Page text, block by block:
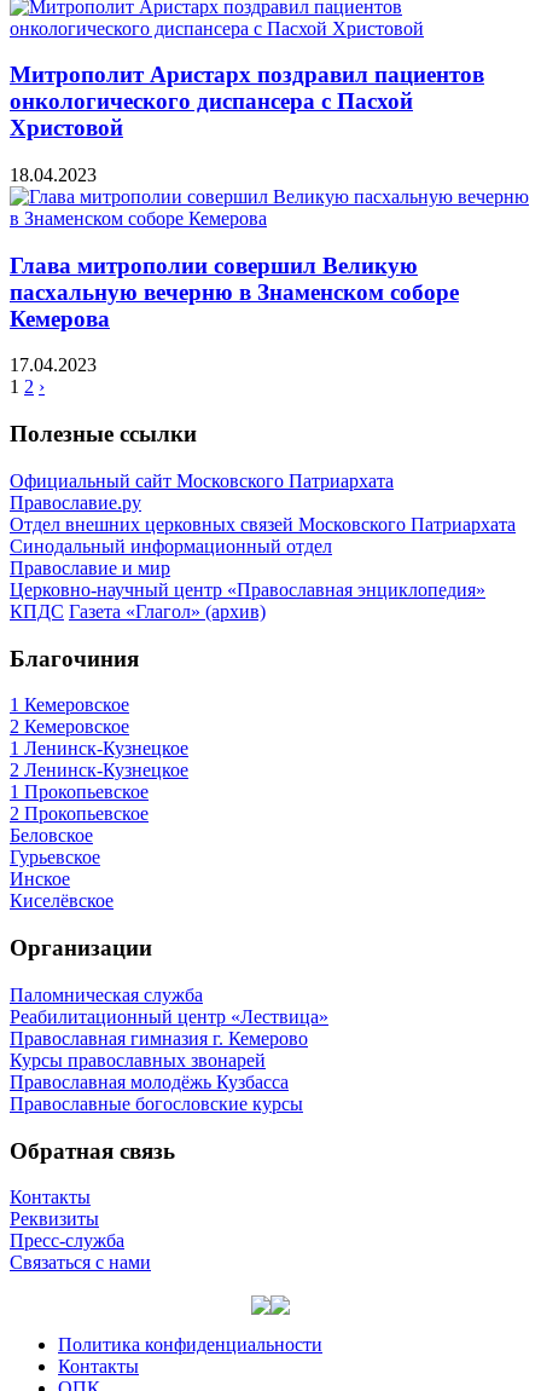
Митрополит Аристарх поздравил пациентов
онкологического диспансера с Пасхой
Христовой
18.04.2023
Глава митрополии совершил Великую
пасхальную вечерню в Знаменском соборе
Кемерова
17.04.2023
1 2 ›
Полезные ссылки
Официальный сайт Московского Патриархата
Православие.ру
Отдел внешних церковных связей Московского Патриархата
Синодальный информационный отдел
Православие и мир
Церковно-научный центр «Православная энциклопедия»
КПДС Газета «Глагол» (архив)
Благочиния
1 Кемеровское
2 Кемеровское
1 Ленинск-Кузнецкое
2 Ленинск-Кузнецкое
1 Прокопьевское
2 Прокопьевское
Беловское
Гурьевское
Инское
Киселёвское
Организации
Паломническая служба
Реабилитационный центр «Лествица»
Православная гимназия г. Кемерово
Курсы православных звонарей
Православная молодёжь Кузбасса
Православные богословские курсы
Обратная связь
Контакты
Реквизиты
Пресс-служба
Связаться с нами
Политика конфиденциальности
Контакты